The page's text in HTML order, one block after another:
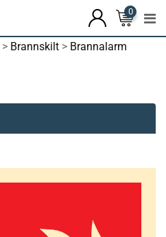
0
> Brannskilt > Brannalarm